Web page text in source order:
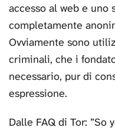
accesso al web e uno
completamente
Ovviamente sono
criminali, che i
necessario, pur di
espressione.
Dalle FAQ di Tor: ”So